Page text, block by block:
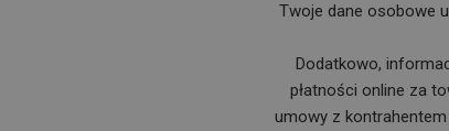
Twoje dane osobowe
Dodatkowo,
płatności online za
umowy z